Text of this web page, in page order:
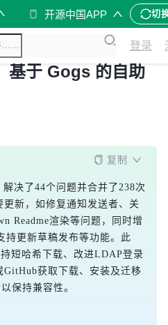
开源中国APP 切
登录
基于 Gogs 的自助
复制
决了44个问题并合并了238次
新，如修复通知发送者、关
Readme渲染等问题，同时增
持更新草稿发布等功能。此
短哈希下载、改进LDAP登录
获取下载、安装及迁移
保持兼容性。